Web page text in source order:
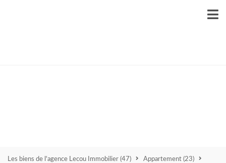
Les biens de l'agence Lecou Immobilier (47) Appartement (23)